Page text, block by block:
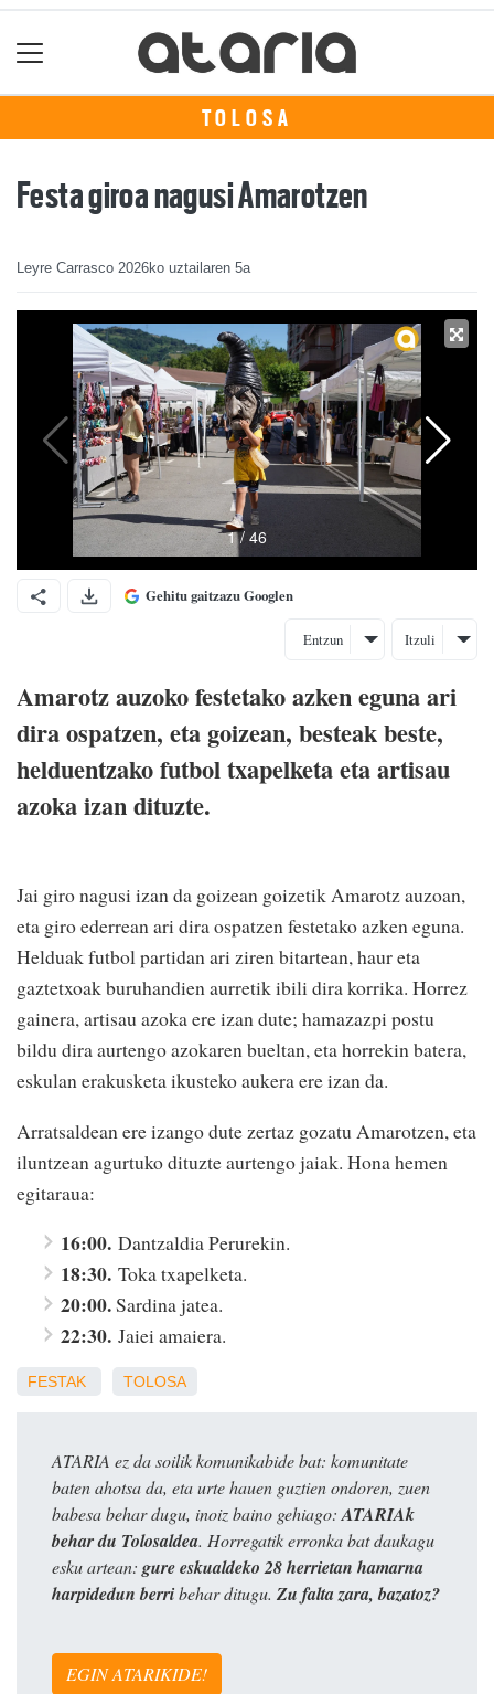
TOLOSA
Festa giroa nagusi Amarotzen
Leyre Carrasco 2026ko uztailaren 5a
Gehitu gaitzazu Googlen
Entzun Itzuli
Amarotz auzoko festetako azken eguna ari
dira ospatzen, eta goizean, besteak beste,
helduentzako futbol txapelketa eta artisau
azoka izan dituzte.
Jai giro nagusi izan da goizean goizetik Amarotz auzoan,
eta giro ederrean ari dira ospatzen festetako azken eguna.
Helduak futbol partidan ari ziren bitartean, haur eta
gaztetxoak buruhandien aurretik ibili dira korrika. Horrez
gainera, artisau azoka ere izan dute; hamazazpi postu
bildu dira aurtengo azokaren bueltan, eta horrekin batera,
eskulan erakusketa ikusteko aukera ere izan da.
Arratsaldean ere izango dute zertaz gozatu Amarotzen, eta
iluntzean agurtuko dituzte aurtengo jaiak. Hona hemen
egitaraua:
16:00. Dantzaldia Perurekin.
18:30. Toka txapelketa.
20:00.Sardina jatea.
22:30. Jaiei amaiera.
FESTAK TOLOSA
ATARIA ez da soilik komunikabide bat: komunitate
baten ahotsa da, eta urte hauen guztien ondoren, zuen
babesa behar dugu, inoiz baino gehiago:ATARIAk
behar du Tolosaldea. Horregatik erronka bat daukagu
esku artean: gure eskualdeko 28 herrietan hamarna
harpidedun berribehar ditugu. Zu falta zara, bazatoz?
EGIN ATARIKIDE!